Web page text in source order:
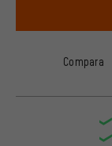
Compara